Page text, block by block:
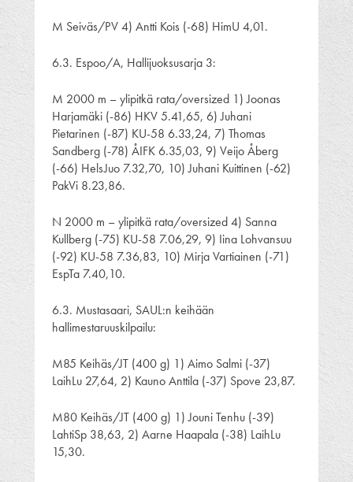
M Seiväs/PV 4) Antti Kois (-68) HimU 4,01.
6.3. Espoo/A, Hallijuoksusarja 3:
M 2000 m – ylipitkä rata/oversized 1) Joonas
Harjamäki (-86) HKV 5.41,65, 6) Juhani
Pietarinen (-87) KU-58 6.33,24, 7) Thomas
Sandberg (-78) ÅIFK 6.35,03, 9) Veijo Åberg
(-66) HelsJuo 7.32,70, 10) Juhani Kuittinen (-62)
PakVi 8.23,86.
N 2000 m – ylipitkä rata/oversized 4) Sanna
Kullberg (-75) KU-58 7.06,29, 9) Iina Lohvansuu
(-92) KU-58 7.36,83, 10) Mirja Vartiainen (-71)
EspTa 7.40,10.
6.3. Mustasaari, SAUL:n keihään
hallimestaruuskilpailu:
M85 Keihäs/JT (400 g) 1) Aimo Salmi (-37)
LaihLu 27,64, 2) Kauno Anttila (-37) Spove 23,87.
M80 Keihäs/JT (400 g) 1) Jouni Tenhu (-39)
LahtiSp 38,63, 2) Aarne Haapala (-38) LaihLu
15,30.